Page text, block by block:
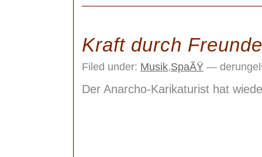
Kraft durch Freunde
Filed under: Musik,SpaÃŸ —
Der Anarcho-Karikaturist hat